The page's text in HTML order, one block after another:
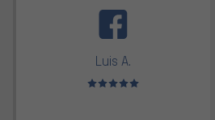
Luis A.
Valoración media: 5 de 5